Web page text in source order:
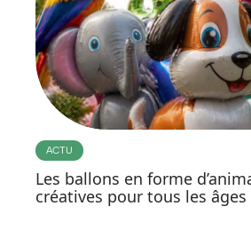
ACTU
Les ballons en forme
créatives pour tous les âges